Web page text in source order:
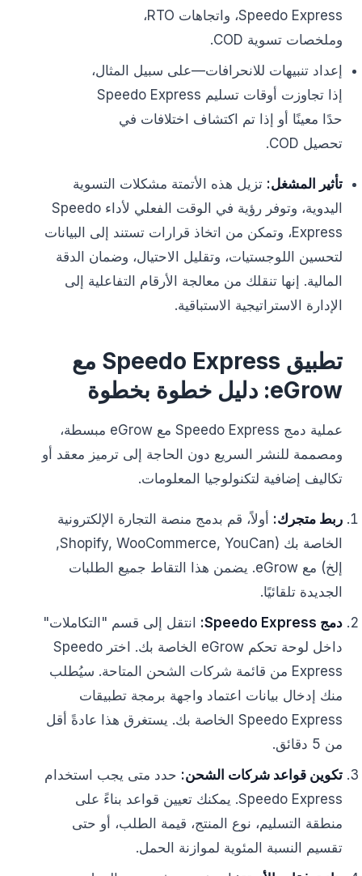
Speedo Express، واتجاهات RTO،
وملخصات تسوية COD.
إعداد تنبيهات للانحرافات—على سبيل المثال،
إذا تجاوزت أوقات تسليم Speedo Express
حدًا معينًا أو إذا تم اكتشاف اختلافات في
تحصيل COD.
تأثير المشغل: تزيل هذه الأتمتة مشكلات التسوية
اليدوية، وتوفر رؤية في الوقت الفعلي لأداء Speedo
Express، وتمكن من اتخاذ قرارات تستند إلى البيانات
لتحسين اللوجستيات، وتقليل الاحتيال، وضمان الدقة
المالية. إنها تنقلك من معالجة الأرقام التفاعلية إلى
الإدارة الاستراتيجية الاستباقية.
تطبيق Speedo Express مع
eGrow: دليل خطوة بخطوة
عملية دمج Speedo Express مع eGrow مبسطة،
ومصممة للنشر السريع دون الحاجة إلى ترميز معقد أو
تكاليف إضافية لتكنولوجيا المعلومات.
ربط متجرك: أولاً، قم بدمج منصة التجارة الإلكترونية
الخاصة بك (Shopify, WooCommerce, YouCan,
إلخ) مع eGrow. يضمن هذا التقاط جميع الطلبات
الجديدة تلقائيًا.
دمج Speedo Express:
انتقل إلى قسم "التكاملات"
داخل لوحة تحكم eGrow الخاصة بك. اختر Speedo
Express من قائمة شركات الشحن المتاحة. سيُطلب
منك إدخال بيانات اعتماد واجهة برمجة تطبيقات
Speedo Express الخاصة بك. يستغرق هذا عادةً أقل
من 5 دقائق.
تكوين قواعد شركات الشحن: حدد متى يجب استخدام
Speedo Express. يمكنك تعيين قواعد بناءً على
منطقة التسليم، نوع المنتج، قيمة الطلب، أو حتى
تقسيم النسبة المئوية لموازنة الحمل.